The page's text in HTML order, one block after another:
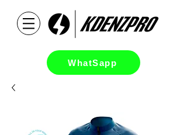
WhatSapp